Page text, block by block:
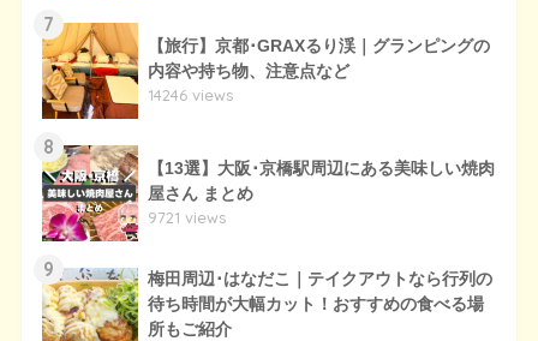
7
【旅行】京都･GRAXるり渓｜グランピングの
内容や持ち物、注意点など
14246 views
8
【13選】大阪･京橋駅周辺にある美味しい焼肉
屋さん まとめ
9721 views
9
梅田周辺･はなだこ｜テイクアウトなら行列の
待ち時間が大幅カット！おすすめの食べる場
所もご紹介